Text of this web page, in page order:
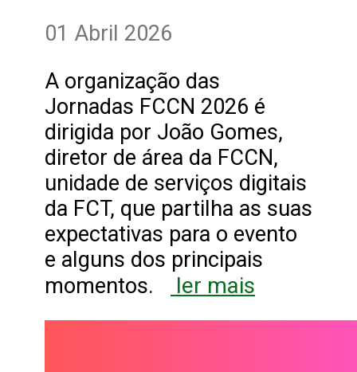
01 Abril 2026
A organização das
Jornadas FCCN 2026 é
dirigida por João Gomes,
diretor de área da FCCN,
unidade de serviços digitais
da FCT, que partilha as suas
expectativas para o evento
e alguns dos principais
momentos.
ler mais